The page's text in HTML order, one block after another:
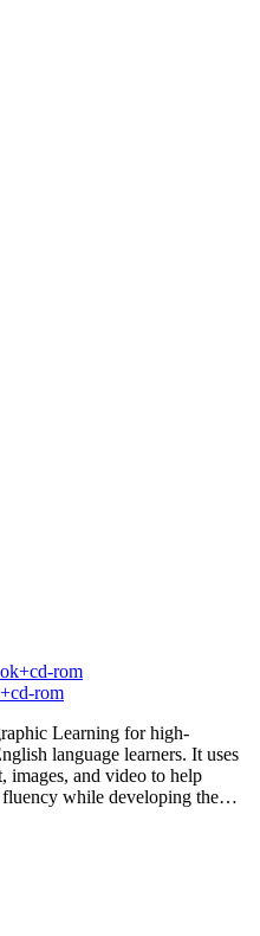
rom
Learning for high-
language learners. It uses
images, and video to help
fluency while developing the…